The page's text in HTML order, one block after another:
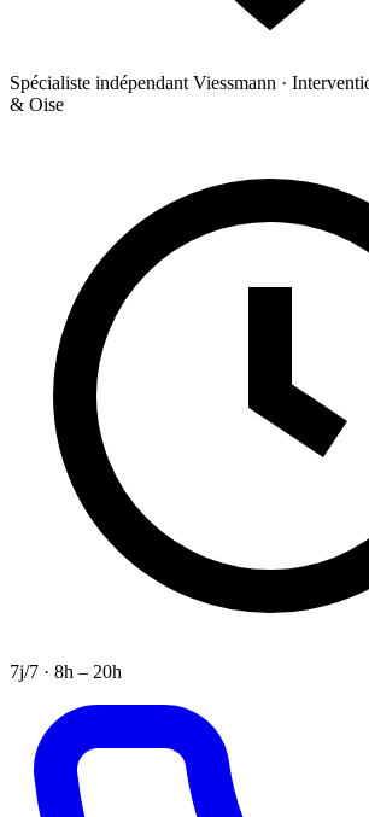
Spécialiste indépendant Viessmann ·
& Oise
7j/7 · 8h – 20h